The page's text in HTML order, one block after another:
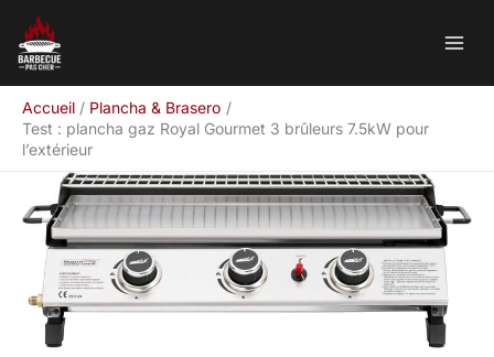
contenu
Accueil
Plancha & Brasero
Test : plancha gaz Royal Gourmet 3 brûleurs 7.5kW pour
l’extérieur
Rechercher